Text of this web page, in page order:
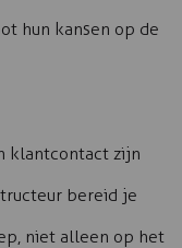
hun kansen op de
klantcontact zijn
bereid je
niet alleen op het